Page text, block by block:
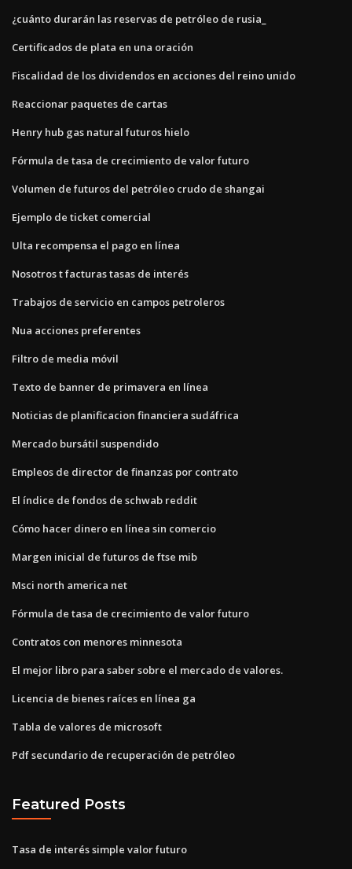
¿cuánto durarán las reservas de petróleo de rusia_
Certificados de plata en una oración
Fiscalidad de los dividendos en acciones del reino unido
Reaccionar paquetes de cartas
Henry hub gas natural futuros hielo
Fórmula de tasa de crecimiento de valor futuro
Volumen de futuros del petróleo crudo de shangai
Ejemplo de ticket comercial
Ulta recompensa el pago en línea
Nosotros t facturas tasas de interés
Trabajos de servicio en campos petroleros
Nua acciones preferentes
Filtro de media móvil
Texto de banner de primavera en línea
Noticias de planificacion financiera sudáfrica
Mercado bursátil suspendido
Empleos de director de finanzas por contrato
El índice de fondos de schwab reddit
Cómo hacer dinero en línea sin comercio
Margen inicial de futuros de ftse mib
Msci north america net
Fórmula de tasa de crecimiento de valor futuro
Contratos con menores minnesota
El mejor libro para saber sobre el mercado de valores.
Licencia de bienes raíces en línea ga
Tabla de valores de microsoft
Pdf secundario de recuperación de petróleo
Featured Posts
Tasa de interés simple valor futuro